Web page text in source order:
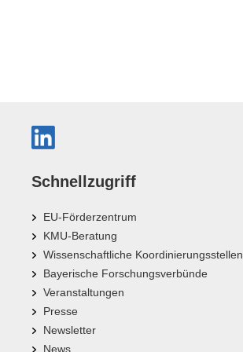
Schnellzugriff
EU-Förderzentrum
KMU-Beratung
Wissenschaftliche Koordinierungsstellen
Bayerische Forschungsverbünde
Veranstaltungen
Presse
Newsletter
News